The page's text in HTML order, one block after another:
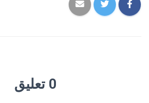
0 تعليق